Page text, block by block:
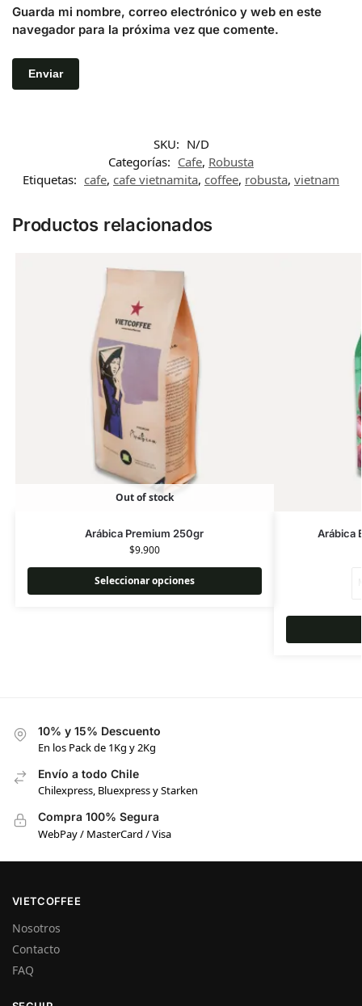
Guarda mi nombre, correo electrónico y web en este
navegador para la próxima vez que comente.
SKU: N/D
Categorías: Cafe, Robusta
Etiquetas: cafe, cafe vietnamita, coffee, robusta, vietnam
Productos relacionados
Out of stock
Arábica Premium 250gr
$9.900
Seleccionar opciones
Arábica
10% y 15% Descuento
En los Pack de 1Kg y 2Kg
Envío a todo Chile
Chilexpress, Bluexpress y Starken
Compra 100% Segura
WebPay / MasterCard / Visa
VIETCOFFEE
Nosotros
Contacto
FAQ